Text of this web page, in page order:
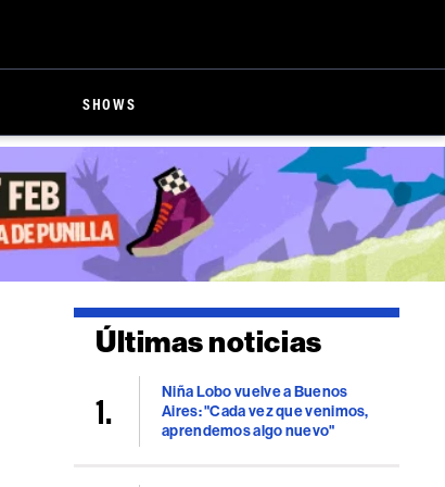
SHOWS
Últimas noticias
Niña Lobo vuelve a Buenos
Aires: "Cada vez que venimos,
aprendemos algo nuevo"